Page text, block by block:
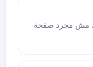
مش مجرد صفحة